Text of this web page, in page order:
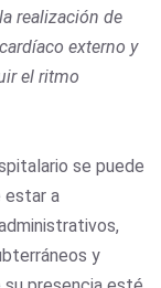
realización de
externo y
el ritmo
se puede
estar a
y